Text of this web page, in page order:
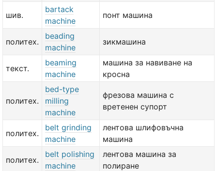
шив.
bartack
machine
понт машина
политех.
beading
machine
зикмашина
текст.
beaming
machine
машина за навиване на
кросна
политех.
bed-type
milling
machine
фрезова машина с
вретенен супорт
политех.
belt grinding
machine
лентова шлифовъчна
машина
политех.
belt polishing
machine
лентова машина за
полиране